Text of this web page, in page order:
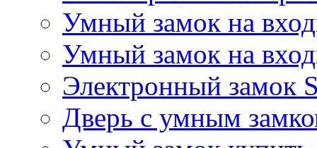
Умный замок на
Умный замок на
Электронный замок
Дверь с умным